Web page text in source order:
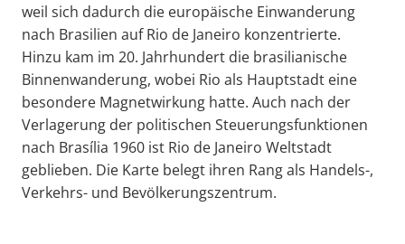
weil sich dadurch die europäische Einwanderung
nach Brasilien auf Rio de Janeiro konzentrierte.
Hinzu kam im 20. Jahrhundert die brasilianische
Binnenwanderung, wobei Rio als Hauptstadt eine
besondere Magnetwirkung hatte. Auch nach der
Verlagerung der politischen Steuerungsfunktionen
nach Brasília 1960 ist Rio de Janeiro Weltstadt
geblieben. Die Karte belegt ihren Rang als Handels-,
Verkehrs- und Bevölkerungszentrum.